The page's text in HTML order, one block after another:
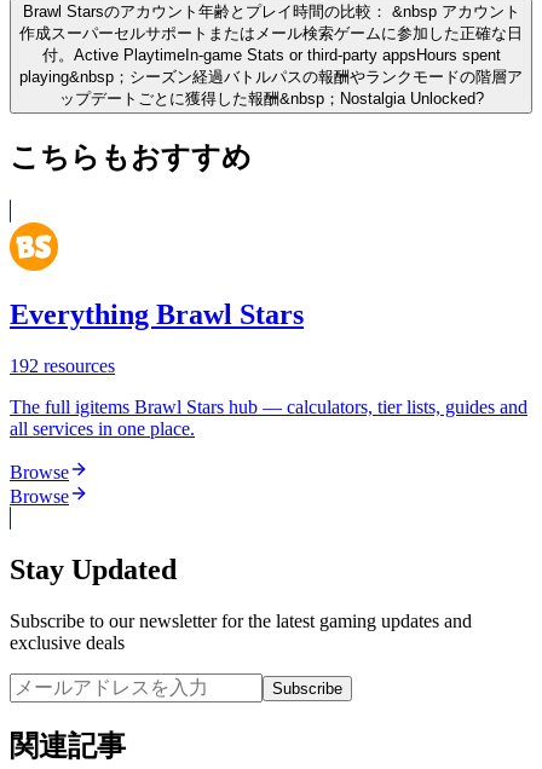
Brawl Starsのアカウント年齢とプレイ時間の比較： &nbsp アカウント
作成スーパーセルサポートまたはメール検索ゲームに参加した正確な日
付。Active PlaytimeIn-game Stats or third-party appsHours spent
playing&nbsp；シーズン経過バトルパスの報酬やランクモードの階層ア
ップデートごとに獲得した報酬&nbsp；Nostalgia Unlocked?
こちらもおすすめ
Everything Brawl Stars
192 resources
The full igitems Brawl Stars hub — calculators, tier lists, guides and
all services in one place.
Browse
Browse
Stay Updated
Subscribe to our newsletter for the latest gaming updates and
exclusive deals
Subscribe
関連記事